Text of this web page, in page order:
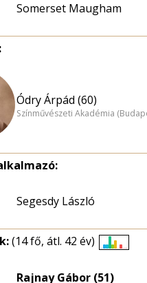
Somerset Maugham
Ódry Árpád (60)
Színművészeti Akadémia
Segesdy László
(14 fő, átl. 42 év)
eloszlás
Rajnay Gábor (51)